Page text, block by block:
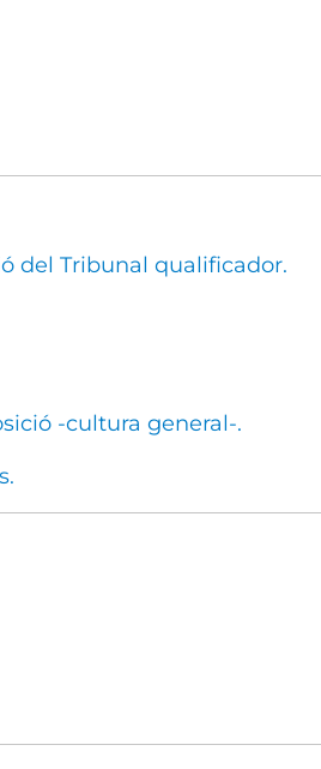
del Tribunal qualificador.
-cultura general-.